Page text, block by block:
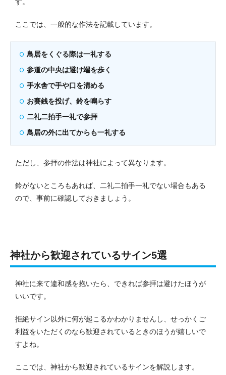
ここでは、一般的な作法を記載しています。
鳥居をくぐる際は一礼する
参道の中央は避け端を歩く
手水舎で手や口を清める
お賽銭を投げ、鈴を鳴らす
二礼二拍手一礼で参拝
鳥居の外に出てからも一礼する
ただし、参拝の作法は神社によって異なります。
鈴がないところもあれば、二礼二拍手一礼でない場合もある
ので、事前に確認しておきましょう。
神社から歓迎されているサイン5選
神社に来て違和感を抱いたら、できれば参拝は避けたほうが
いいです。
拒絶サイン以外に何が起こるかわかりませんし、せっかくご
利益をいただくのなら歓迎されているときのほうが嬉しいで
すよね。
ここでは、神社から歓迎されているサインを解説します。